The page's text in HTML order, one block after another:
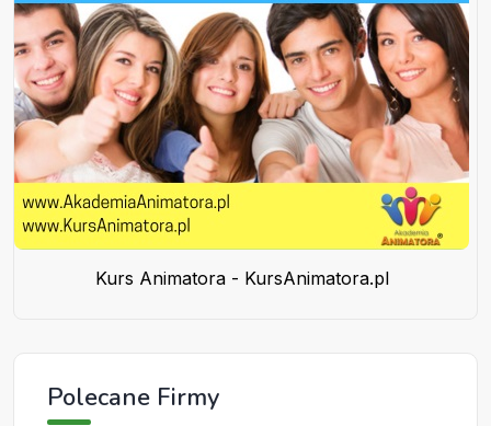
Kurs Animatora - KursAnimatora.pl
Polecane Firmy